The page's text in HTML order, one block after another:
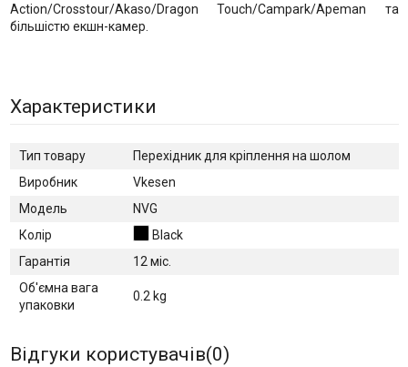
Action/Crosstour/Akaso/Dragon Touch/Campark/Apeman та
більшістю екшн-камер.
Характеристики
Тип товару
Перехідник для кріплення на шолом
Виробник
Vkesen
Модель
NVG
Колір
Black
Гарантія
12 міс.
Об'ємна вага
упаковки
0.2 kg
Відгуки користувачів(0)